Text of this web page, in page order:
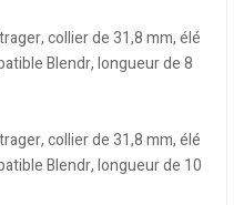
collier de 31,8 mm, élé
Blendr, longueur de 8
collier de 31,8 mm, élé
Blendr, longueur de 10